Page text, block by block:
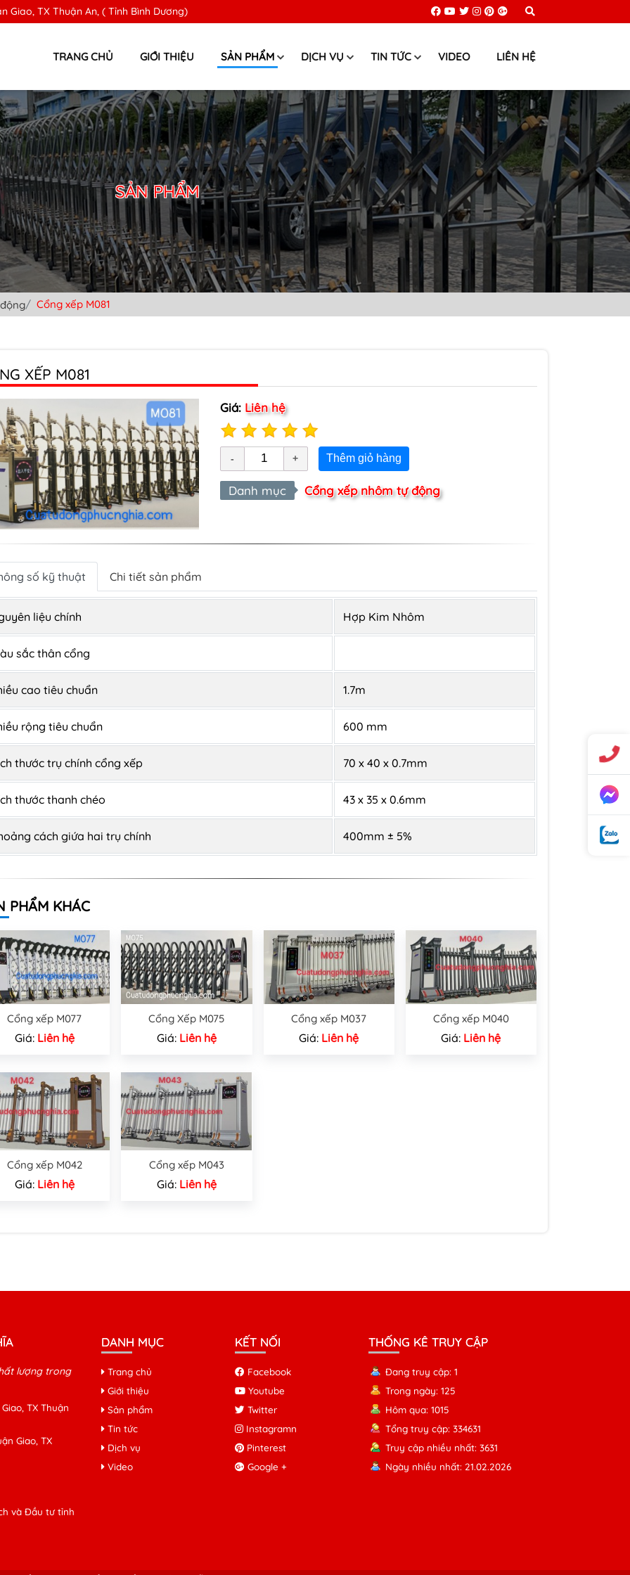
Giao, TX Thuận An, ( Tỉnh Bình Dương)
TRANG CHỦ GIỚI THIỆU SẢN PHẨM DỊCH VỤ TIN TỨC VIDEO LIÊN HỆ
SẢN PHẨM
Cổng xếp M081
XẾP M081
Giá: Liên hệ
Thêm giỏ hàng
Danh mục Cổng xếp nhôm tự động
số kỹ thuật Chi tiết sản phẩm
liệu chính Hợp Kim Nhôm
sắc thân cổng
cao tiêu chuẩn 1.7m
rộng tiêu chuẩn 600 mm
thước trụ chính cổng xếp 70 x 40 x 0.7mm
thước thanh chéo 43 x 35 x 0.6mm
cách giứa hai trụ chính 400mm ± 5%
PHẨM KHÁC
Cổng xếp M077
Giá: Liên hệ
Cổng Xếp M075
Giá: Liên hệ
Cổng xếp M037
Giá: Liên hệ
Cổng xếp M040
Giá: Liên hệ
Cổng xếp M042
Giá: Liên hệ
Cổng xếp M043
Giá: Liên hệ
lượng trong
TX Thuận
Giao, TX
và Đầu tư tỉnh
DANH MỤC
Trang chủ
Giới thiệu
Sản phẩm
Tin tức
Dịch vụ
Video
KẾT NỐI
Facebook
Youtube
Twitter
Instagramn
Pinterest
Google +
THỐNG KÊ TRUY CẬP
Đang truy cập: 1
Trong ngày: 125
Hôm qua: 1015
Tổng truy cập: 334631
Truy cập nhiều nhất: 3631
Ngày nhiều nhất: 21.02.2026